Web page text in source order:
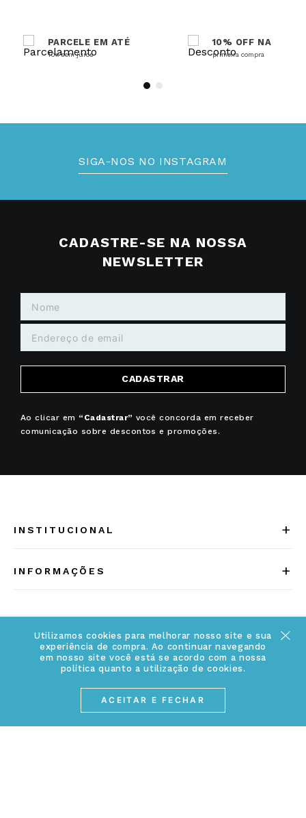
Utilizamos cookies para melhorar nosso site e sua
experiência de compra. Ao continuar navegando
em nosso site você está se acordo com a nossa
política quanto a utilização de cookies.
ACEITAR E FECHAR
PARCELE EM ATÉ
10x sem juros
10% OFF NA
primeira compra
SIGA-NOS NO INSTAGRAM
CADASTRE-SE NA NOSSA
NEWSLETTER
CADASTRAR
Ao clicar em “Cadastrar” você concorda em receber
comunicação sobre descontos e promoções.
INSTITUCIONAL +
Conheça a linha MVNDOS
INFORMAÇÕES +
Política de Privacidade
ATENDIMENTO
(17) 3234-2299
contato.mvndos@webjoias.com.br
Horário de atendimento: De segunda à sexta-feira das